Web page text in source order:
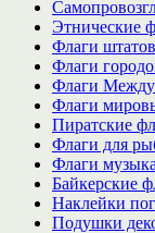
Этнические
Флаги
Флаги
Флаги
Флаги
Пиратские
Флаги для
Флаги
Байкерские
Наклейки
Подушки